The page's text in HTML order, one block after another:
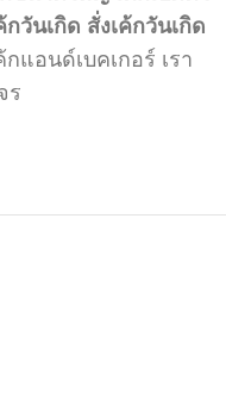
กวันเกิด สั่งเค้กวันเกิด
แอนด์เบคเกอร์ เรา
ร